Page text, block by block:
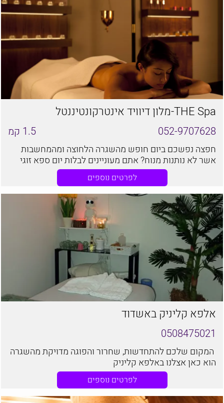
THE Spa-מלון דיוויד אינטרקונטיננטל
052-9707628
1.5 קמ
חפצה נפשכם ביום חופש מהשגרה הלחוצה ומהמחשבות
אשר לא נותנות מנוח? אתם מעוניינים לבלות יום ספא זוגי
של פינוק עם בן או בת הזוג?לפרטים נוספים
אלפא קליניק באשדוד
0508475021
המקום שלכם להתחדשות, שחרור והפוגה מדויקת מהשגרה
הוא כאן אצלנו באלפא קליניק
לפרטים נוספים